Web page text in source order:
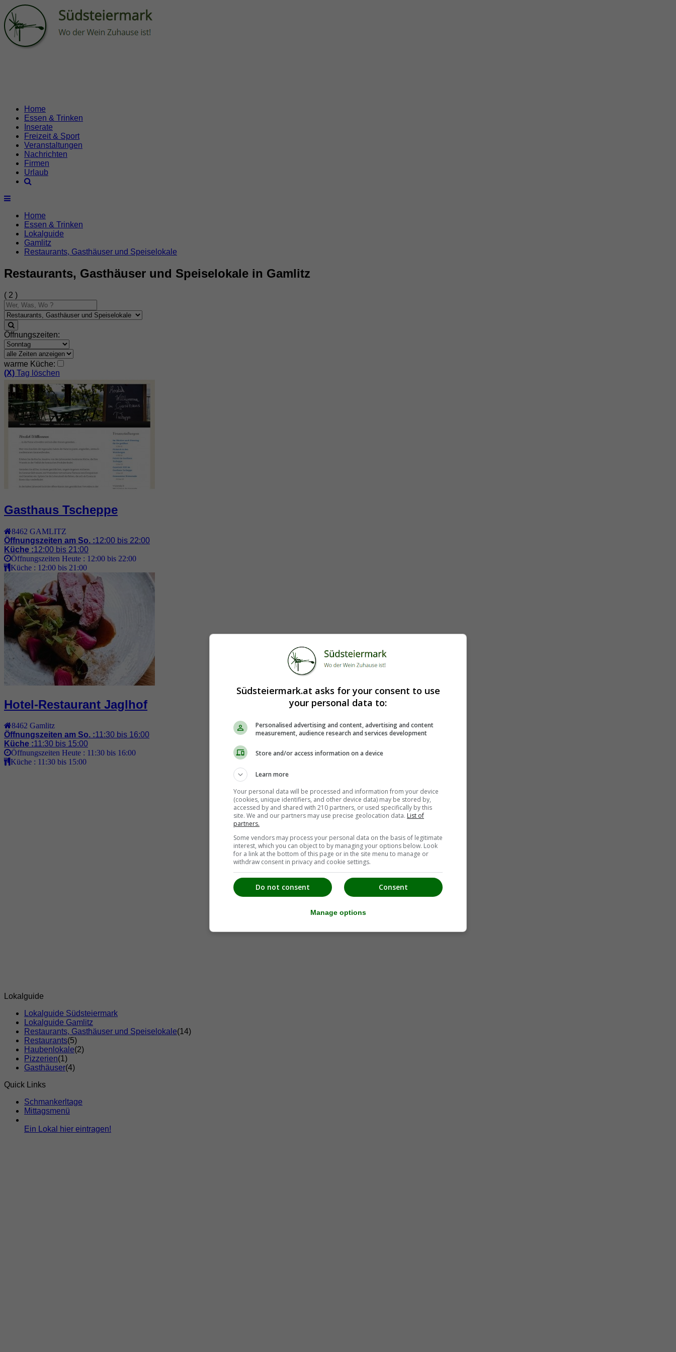
Home
Essen & Trinken
Inserate
Freizeit & Sport
Veranstaltungen
Nachrichten
Firmen
Urlaub
Home
Essen & Trinken
Lokalguide
Gamlitz
Restaurants, Gasthäuser und Speiselokale
Restaurants, Gasthäuser und Speiselokale in Gamlitz
( 2 )
Öffnungszeiten:
warme Küche:
(X) Tag löschen
Gasthaus Tscheppe
8462 GAMLITZ
Öffnungszeiten am So. :12:00 bis 22:00
Küche :12:00 bis 21:00
Öffnungszeiten Heute : 12:00 bis 22:00
Küche : 12:00 bis 21:00
Hotel-Restaurant Jaglhof
8462 Gamlitz
Öffnungszeiten am So. :11:30 bis 16:00
Küche :11:30 bis 15:00
Öffnungszeiten Heute : 11:30 bis 16:00
Küche : 11:30 bis 15:00
Lokalguide
Lokalguide Südsteiermark
Lokalguide Gamlitz
Restaurants, Gasthäuser und Speiselokale(14)
Restaurants(5)
Haubenlokale(2)
Pizzerien(1)
Gasthäuser(4)
Quick Links
Schmankerltage
Mittagsmenü
Ein Lokal hier eintragen!
Südsteiermark.at asks for your consent to use
your personal data to:
Personalised advertising and content, advertising and content
measurement, audience research and services development
Store and/or access information on a device
Learn more
Your personal data will be processed and information from your device
(cookies, unique identifiers, and other device data) may be stored by,
accessed by and shared with 210 partners, or used specifically by this
site. We and our partners may use precise geolocation data. List of
partners.
Some vendors may process your personal data on the basis of legitimate
interest, which you can object to by managing your options below. Look
for a link at the bottom of this page or in the site menu to manage or
withdraw consent in privacy and cookie settings.
Consent
Do not consent
Manage options